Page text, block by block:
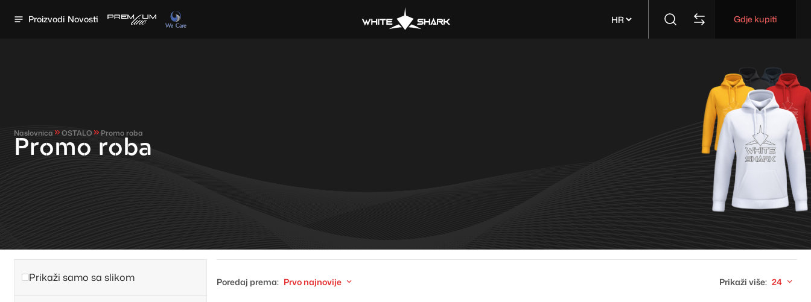
Proizvodi Novosti Gdje kupiti
Naslovnica OSTALO Promo roba
Promo roba
Prikaži samo sa slikom Poredaj prema: Prvo najnovije Prikaži više: 24